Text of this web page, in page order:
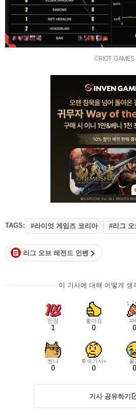
©RIOT GAMES
TAGS: #라이엇 게임즈 코리아 #리그 오
리그 오브 레전드 인벤
이 기사에 대해 어떻게 생
만점
1
좋아요
0
파
0
씬나
0
후속기사+
0
울
0
기사 공유하기